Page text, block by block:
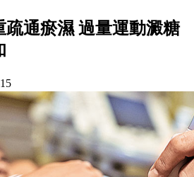
疏通瘀濕 過量運動澱糖